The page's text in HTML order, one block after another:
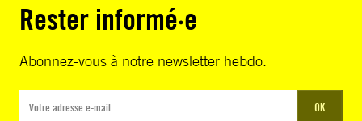
Rester informé·e
Abonnez-vous à notre newsletter hebdo.
OK